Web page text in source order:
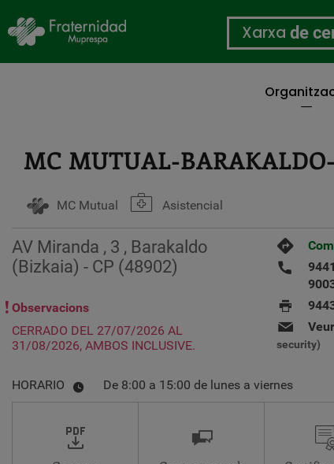
contingut
Xarxa de
MC MUTUAL-
MC Mutual Asistencial
AV Miranda , 3 , Barakaldo
(Bizkaia) - CP (48902)
Observacions
CERRADO DEL 27/07/2026 AL
31/08/2026, AMBOS INCLUSIVE.
security)
HORARIO De 8:00 a 15:00 de lunes a viernes